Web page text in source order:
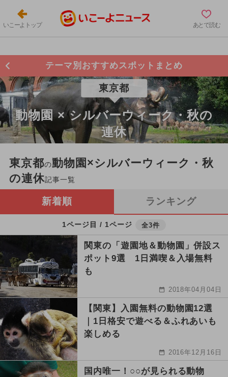
いこーよトップ あとで読む
テーマ別おすすめスポットまとめ
東京都
動物園 × シルバーウィーク・秋の
連休
東京都の動物園×シルバーウィーク・秋
の連休記事一覧
新着順 ランキング
1ページ目 / 1ページ 全3件
関東の「遊園地＆動物園」併設ス
ポット9選 1日満喫＆入場無料
も
2018年04月04日
【関東】入園無料の動物園12選
｜1日格安で遊べる＆ふれあいも
楽しめる
2016年12月16日
国内唯一！○○が見られる動物